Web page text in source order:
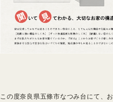
この度奈良県五條市なつみ台にて、